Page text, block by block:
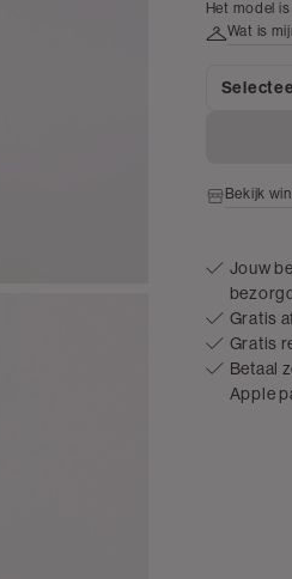
Het model
Wat is
Bekijk
Jouw
Gratis
Gratis
Betaal
Apple